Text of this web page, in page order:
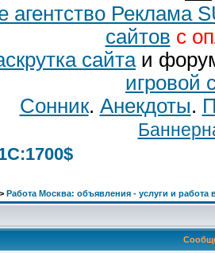
агентство Реклама
сайтов с
сайтаи
игровой
Сонник. Анекдоты.
Работа Москва: объявления - услуги и работа